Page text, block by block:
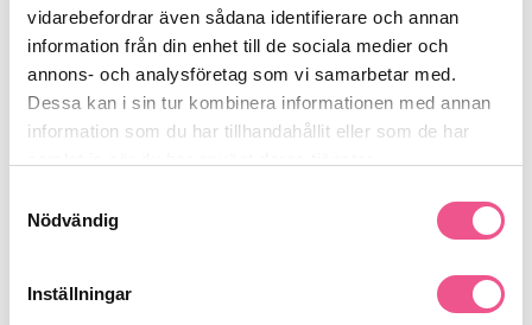
vidarebefordrar även sådana identifierare och annan
information från din enhet till de sociala medier och
annons- och analysföretag som vi samarbetar med.
Dessa kan i sin tur kombinera informationen med annan
information som du har tillhandahållit eller som de har
Nödvändig
Inställningar
Produktdetaljer
Recensioner